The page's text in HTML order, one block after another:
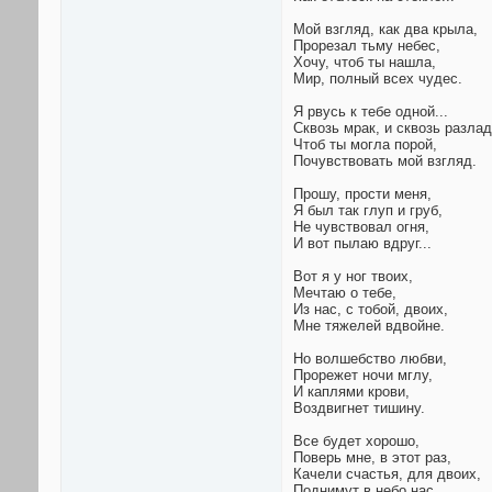
Мой взгляд, как два крыла,
Прорезал тьму небес,
Хочу, чтоб ты нашла,
Мир, полный всех чудес.
Я рвусь к тебе одной...
Сквозь мрак, и сквозь
Чтоб ты могла порой,
Почувствовать мой взгляд.
Прошу, прости меня,
Я был так глуп и груб,
Не чувствовал огня,
И вот пылаю вдруг...
Вот я у ног твоих,
Мечтаю о тебе,
Из нас, с тобой, двоих,
Мне тяжелей вдвойне.
Но волшебство любви,
Прорежет ночи мглу,
И каплями крови,
Воздвигнет тишину.
Все будет хорошо,
Поверь мне, в этот раз,
Качели счастья, для двоих,